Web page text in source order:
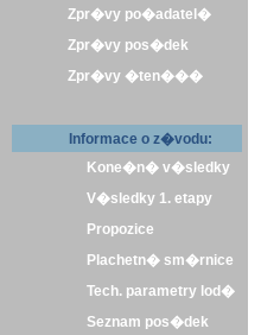
Zpr�vy po�adatel�
Zpr�vy pos�dek
Zpr�vy �ten���
Informace o z�vodu:
Kone�n� v�sledky
V�sledky 1. etapy
Propozice
Plachetn� sm�rnice
Tech. parametry lod�
Seznam pos�dek